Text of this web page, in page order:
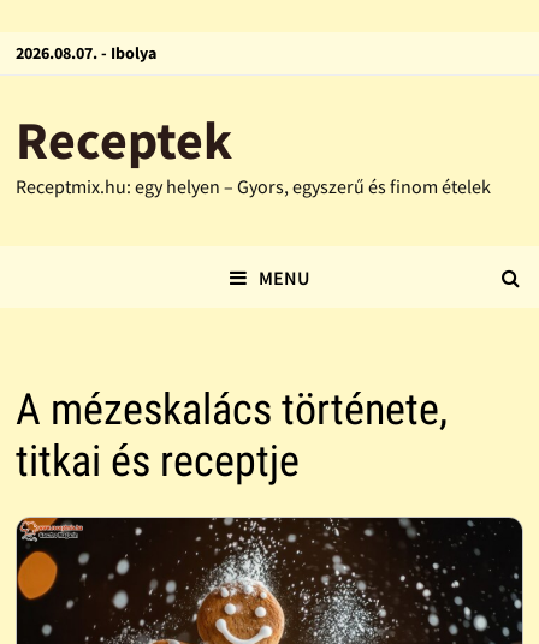
2026.08.07. - Ibolya
Receptek
Receptmix.hu: egy helyen – Gyors, egyszerű és finom ételek
MENU
A mézeskalács története,
titkai és receptje